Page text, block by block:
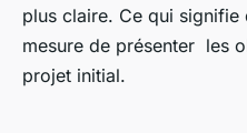
plus claire. Ce qui
mesure de présenter les
projet initial.